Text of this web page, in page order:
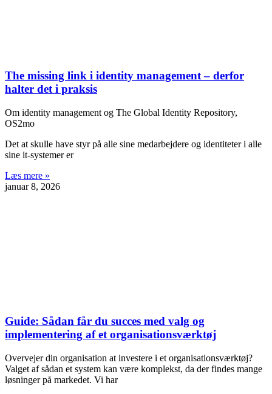
The missing link i identity management – derfor
halter det i praksis
Om identity management og The Global Identity Repository,
OS2mo
Det at skulle have styr på alle sine medarbejdere og identiteter i alle
sine it-systemer er
Læs mere »
januar 8, 2026
Guide: Sådan får du succes med valg og
implementering af et organisationsværktøj
Overvejer din organisation at investere i et organisationsværktøj?
Valget af sådan et system kan være komplekst, da der findes mange
løsninger på markedet. Vi har